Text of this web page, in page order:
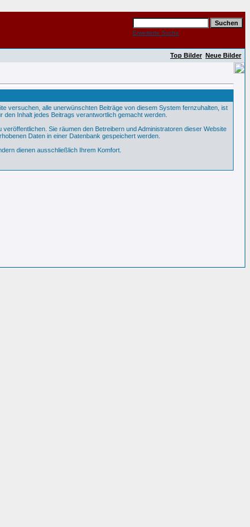
Erweiterte Suche
Top Bilder Neue Bilder
versuchen, alle unerwünschten Beiträge von diesem System fernzuhalten, ist
Inhalt jedes Beitrags verantwortlich gemacht werden.
Sie räumen den Betreibern und Administratoren dieser Website
Daten in einer Datenbank gespeichert werden.
dienen ausschließlich Ihrem Komfort.